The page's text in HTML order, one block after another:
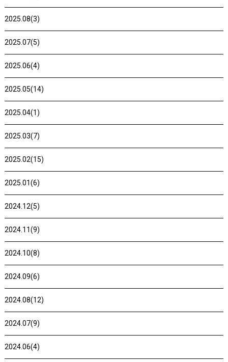
2025.08(3)
2025.07(5)
2025.06(4)
2025.05(14)
2025.04(1)
2025.03(7)
2025.02(15)
2025.01(6)
2024.12(5)
2024.11(9)
2024.10(8)
2024.09(6)
2024.08(12)
2024.07(9)
2024.06(4)